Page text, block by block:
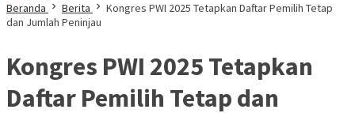
Beranda
Berita
Kongres PWI 2025 Tetapkan Daftar Pemilih Tetap
dan Jumlah Peninjau
Kongres PWI 2025 Tetapkan
Daftar Pemilih Tetap dan